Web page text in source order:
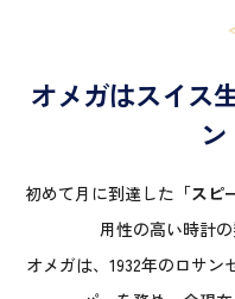
オメガはスイス
ン
初めて月に到達した 「スピ
用性の高い時計
オメガは、1932年のロサ